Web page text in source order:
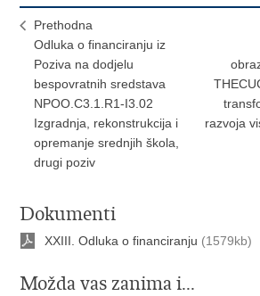
Prethodna
Odluka o financiranju iz
Poziva na dodjelu
bespovratnih sredstava
NPOO.C3.1.R1-I3.02
Izgradnja, rekonstrukcija i
opremanje srednjih škola,
drugi poziv
razvoja
Dokumenti
XXIII. Odluka o financiranju (1579kb)
Možda vas zanima i...